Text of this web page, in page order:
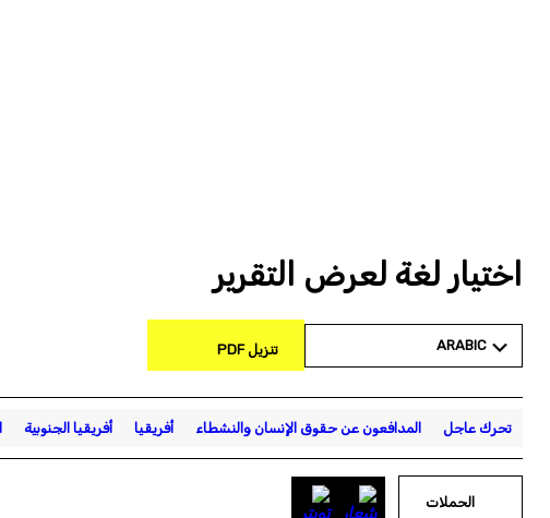
اختيار لغة لعرض التقرير
ARABIC تنزيل PDF
تحرك عاجل المدافعون عن حقوق الإنسان والنشطاء أفريقيا أفريقيا الجنوبية
الحملات